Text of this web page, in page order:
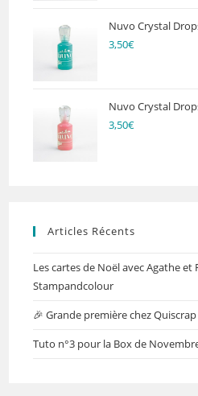
Nuvo Crystal
3,50€
Nuvo Crystal
3,50€
Articles Récents
Les cartes de Noël avec Agathe et
Stampandcolour
🎉 Grande première chez Quiscrap
Tuto n°3 pour la Box de